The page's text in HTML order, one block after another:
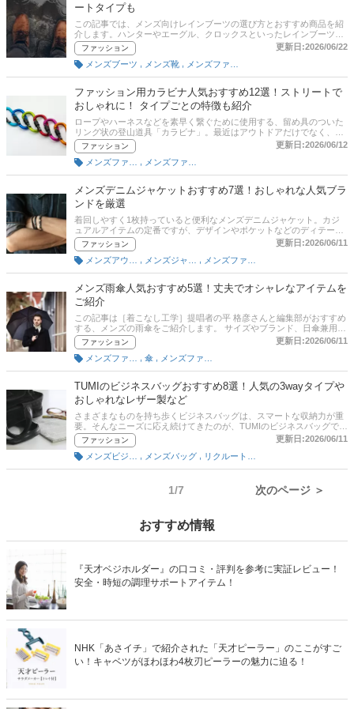
ートタイプも
この記事では、メンズ向けレインブーツの選び方とおすすめ商品を紹
介します。ハンターやエーグル、クロックスといったレインブーツの
定番ブランドや、ビジネスシーンで使えるリーガルやムーンスターな
どの商品が人気を集めています。防水加工を施したモデルや軽量タイ
プも！後半には、比較一覧表や通販サイトの最新人気ランキングもあ
るので、売れ筋や口コミとあわせてチェックしてみてください。
ファッション
更新日:2026/06/22
メンズブーツ
メンズ靴
ファッション用カラビナ人気おすすめ12選！ストリートで
おしゃれに！ タイプごとの特徴も紹介
ロープやハーネスなどを素早く繋ぐために使用する、留め具のついた
リング状の登山道具「カラビナ」。最近はアウトドアだけでなく、フ
ァッションアイテムとしても活躍する、おしゃれなカラビナが豊富に
登場しています。さまざまな種類のカラビナがあるので、どれを選ん
だらよいか迷ってしまう人も多いのではないでしょうか。この記事で
は、ファッション用カラビナの種類ごとの特徴、そしてストリートで
映えるおすすめ商品をご紹介。鍵などの身近なものを手軽におしゃれ
に取り付けられるので、ぜひ普段使いのコーデにも参考にしてくださ
い。記事後半には、比較一覧表、通販サイトの売れ筋人気ランキング
もあるので、口コミや評判もチェックしてみましょう。
ファッション
更新日:2026/06/12
メンズデニムジャケットおすすめ7選！おしゃれな人気ブラ
ンドを厳選
着回しやすく1枚持っていると便利なメンズデニムジャケット。カジ
ュアルアイテムの定番ですが、デザインやポケットなどのディテー
ル、加工の度合いによってイメージが大きく異なります。ステキに着
こなすために、どのようなジャケットを選びどのように合わせるか悩
むところ。この記事では［着こなし工学］提唱者の平 格彦さんへの取
材をもとに、メンズデニムジャケットの選び方とおすすめ商品を紹介
します。リーバイスやリー、ラングラーといった人気ブランドの商品
をチェックしてみてくださいね。後半には、比較一覧表や通販サイト
の最新人気ランキングもあるので、売れ筋や口コミとあわせてチェッ
クしてみてください。
ファッション
更新日:2026/06/11
メンズ雨傘人気おすすめ5選！丈夫でオシャレなアイテムを
ご紹介
この記事は［着こなし工学］提唱者の平 格彦さんと編集部がおすすめ
する、メンズの雨傘をご紹介します。 サイズやブランド、日傘兼用な
どの選び方のポイントも解説！通販サイトの人気ランキングや、口コ
ミ＆評判も参考にして、使い勝手の良い傘を選びましょう！
ファッション
更新日:2026/06/11
傘
TUMIのビジネスバッグおすすめ8選！人気の3wayタイプや
おしゃれなレザー製など
さまざまなものを持ち歩くビジネスバッグは、スマートな収納力が重
要。そんなニーズに応え続けてきたのが、TUMIのビジネスバッグで
す。TUMIのバッグにもモデルや大きさによって違いがあります。初め
て選ぶ人は何をポイントにしたらよいか迷ってしまう人も多いのでは
ないでしょうか。この記事では、TUMIのビジネスバッグの選び方とお
すすめ商品をご紹介。人気の3WAYタイプやバリスティックナイロン
サイトの売れ筋人気ランキングもあるので、口コミや評判もチェック
ファッション
更新日:2026/06/11
メンズバッグ
1/7 次のページ ＞
おすすめ情報
『天才ベジホルダー』の口コミ・評判を参考に実証レビュー！
安全・時短の調理サポートアイテム！
NHK「あさイチ」で紹介された「天才ピーラー」のここがすご
い！キャベツがほわほわ4枚刃ピーラーの魅力に迫る！